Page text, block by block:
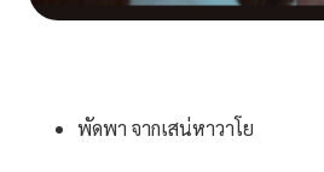
พัดพา จากเสน่หาวาโย